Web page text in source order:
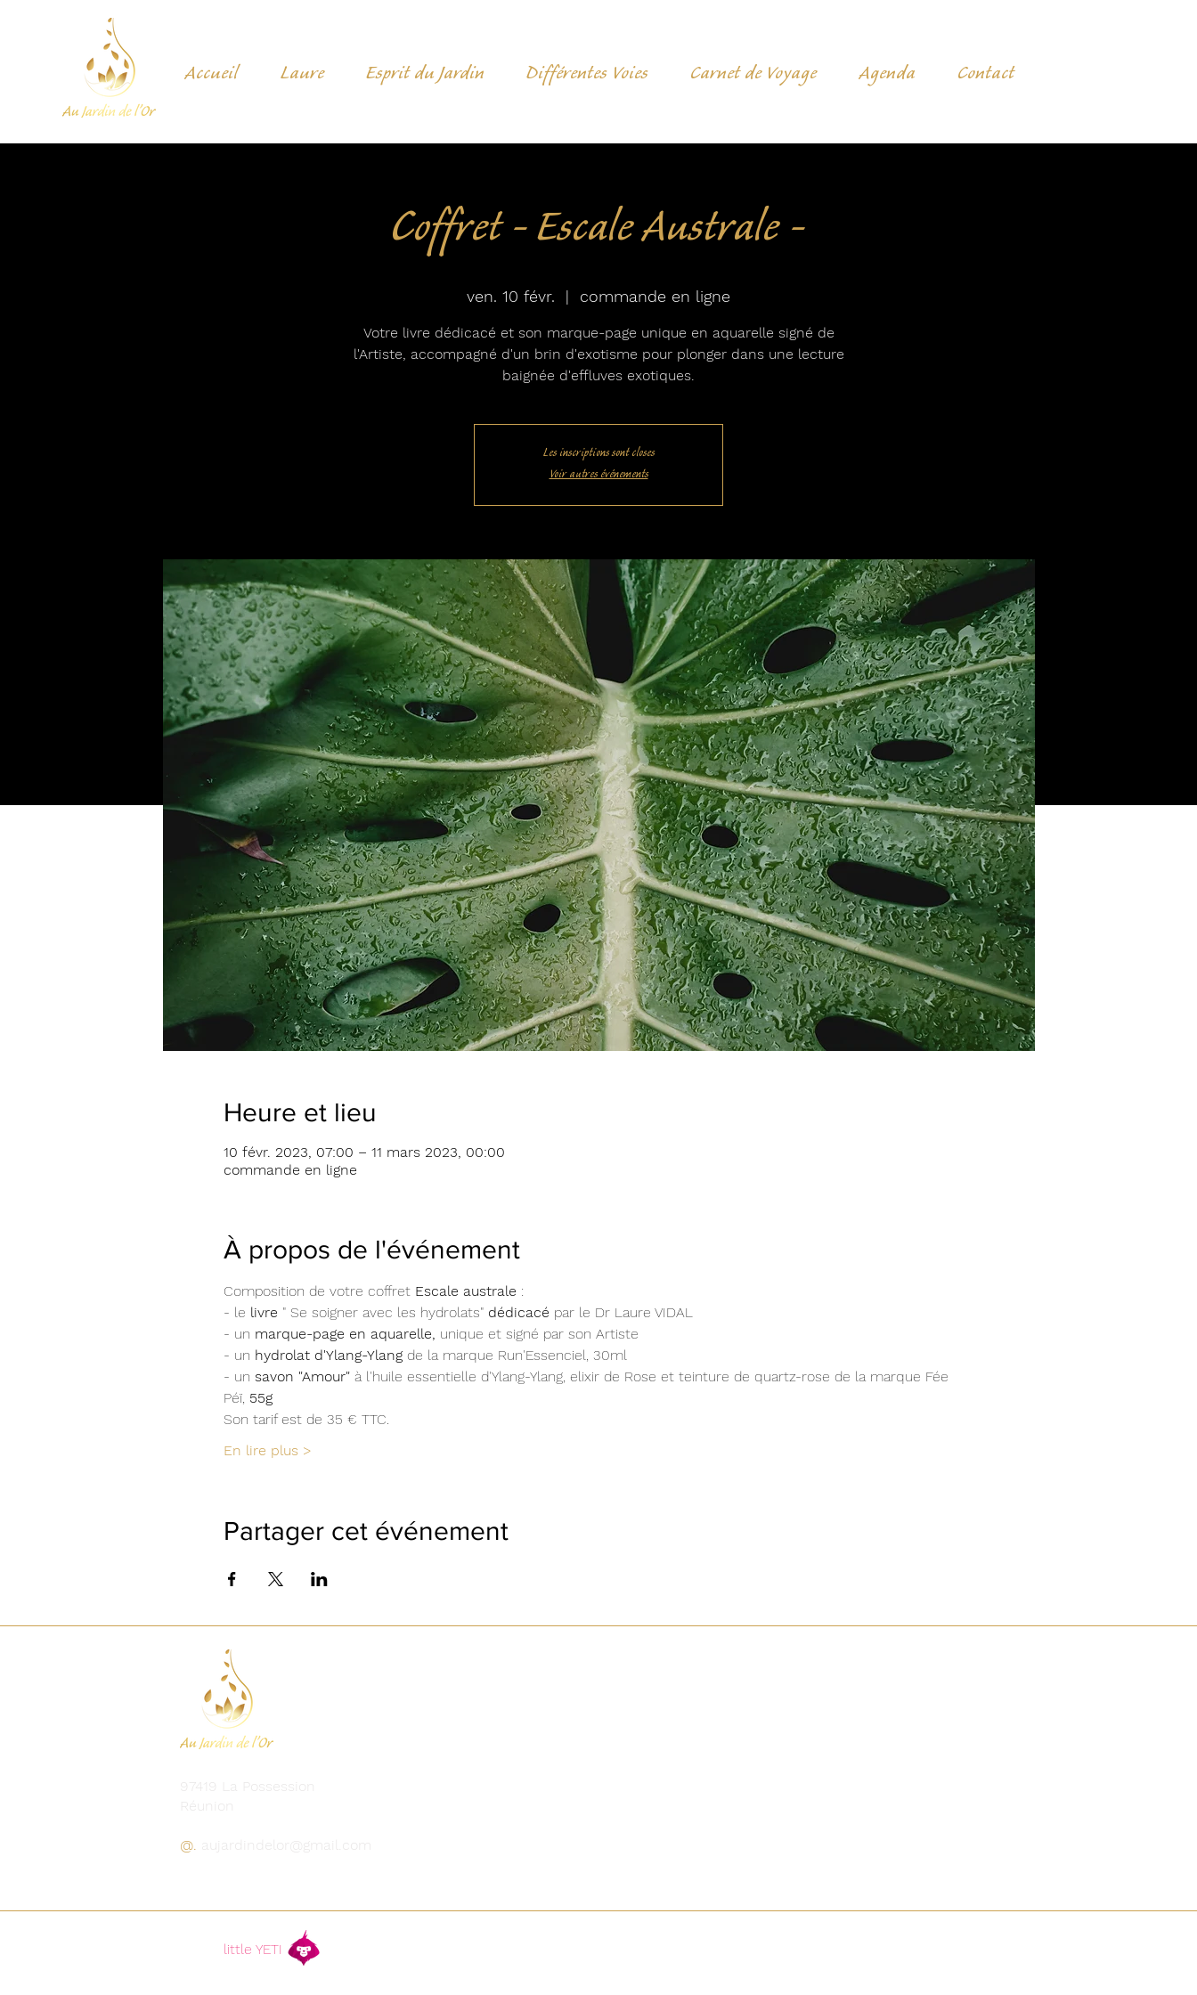
Accueil Laure Esprit du Jardin Différentes Voies Carnet de Voyage Agenda Contact
Coffret - Escale Australe -
ven. 10 févr.
  |
commande en ligne
Votre livre dédicacé et son marque-page unique en aquarelle signé de
l'Artiste, accompagné d'un brin d'exotisme pour plonger dans une lecture
baignée d'effluves exotiques.
Les inscriptions sont closes
Voir autres événements
Heure et lieu
10 févr. 2023, 07:00 – 11 mars 2023, 00:00
commande en ligne
À propos de l'événement
Composition de votre coffret Escale australe :
- le livre " Se soigner avec les hydrolats" dédicacé par le Dr Laure VIDAL
- un marque-page en aquarelle, unique et signé par son Artiste
- un hydrolat d'Ylang-Ylang de la marque Run'Essenciel, 30ml
- un savon "Amour" à l'huile essentielle d'Ylang-Ylang, elixir de Rose et teinture de quartz-rose de la marque Fée
Péï, 55g
Son tarif est de 35 € TTC.
En lire plus >
Partager cet événement
97419 La Possession
Réunion
@. aujardindelor@gmail.com
little YETI